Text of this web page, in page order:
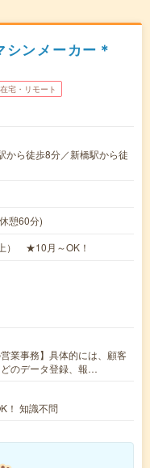
ンメーカー＊
在宅・リモート
から徒歩8分／新橋駅から徒
憩60分)
） ★10月～OK！
業事務】具体的には、顧客
のデータ登録、報…
！ 知識不問